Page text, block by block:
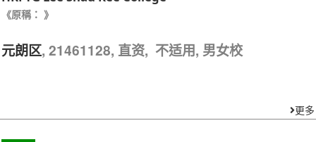
《原稱： 》
元朗区, 21461128, 直资, 不适用, 男女校
更多